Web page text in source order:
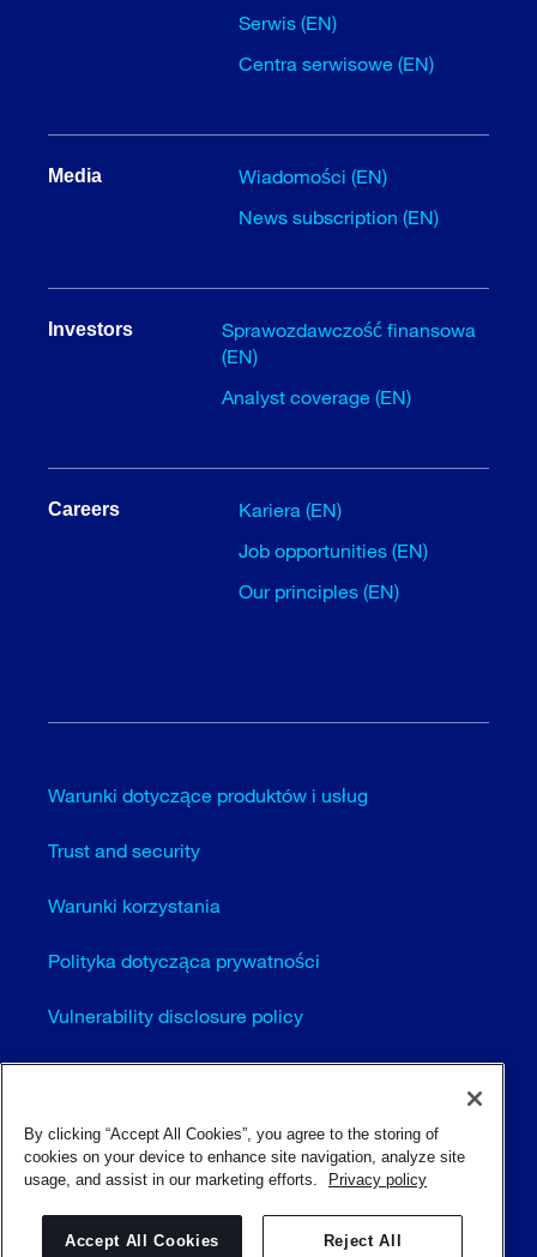
Serwis (EN)
Centra serwisowe (EN)
Media
Wiadomości (EN)
News subscription (EN)
Investors
Sprawozdawczość finansowa
(EN)
Analyst coverage (EN)
Careers
Kariera (EN)
Job opportunities (EN)
Our principles (EN)
Warunki dotyczące produktów i usług
Trust and security
Warunki korzystania
Polityka dotycząca prywatności
Vulnerability disclosure policy
Cookie settings (EN)
Sitemap
© Sulzer Ltd 1996 - 2025
By clicking “Accept All Cookies”, you agree to the storing of
cookies on your device to enhance site navigation, analyze site
usage, and assist in our marketing efforts.
Privacy policy
Accept All Cookies Reject All